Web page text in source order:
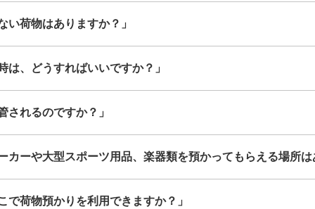
い荷物はありますか？」
は、どうすればいいですか？」
されるのですか？」
カーや大型スポーツ用品、楽器類を預かってもらえる場所は
で荷物預かりを利用できますか？」